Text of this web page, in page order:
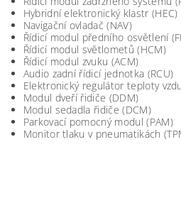
Hybridní elektronický klastr (HEC)
Navigační ovladač (NAV)
Řídicí modul předního osvětlení
Řídicí modul světlometů (HCM)
Řídicí modul zvuku (ACM)
Audio zadní řídicí jednotka (RCU)
Elektronický regulátor teploty
Modul dveří řidiče (DDM)
Modul sedadla řidiče (DCM)
Parkovací pomocný modul (PAM)
Monitor tlaku v pneumatikách